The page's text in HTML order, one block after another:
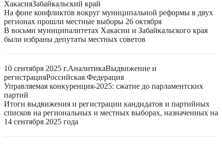
ХакасияЗабайкальский край
На фоне конфликтов вокруг муниципальной реформы в двух
регионах прошли местные выборы 26 октября
В восьми муниципалитетах Хакасии и Забайкальского края
были избраны депутаты местных советов
10 сентября 2025 г.АналитикаВыдвижение и
регистрацияРоссийская Федерация
Управляемая конкуренция-2025: сжатие до парламентских
партий
Итоги выдвижения и регистрации кандидатов и партийных
списков на региональных и местных выборах, назначенных на
14 сентября 2025 года